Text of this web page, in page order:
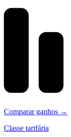
Comparar ganhos →
Classe tarifária